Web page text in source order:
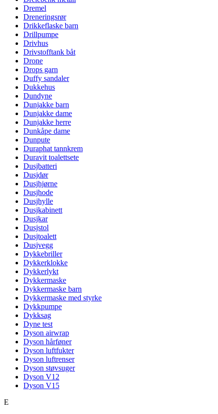
Dremel
Dreneringsrør
Drikkeflaske barn
Drillpumpe
Drivhus
Drivstofftank båt
Drone
Drops garn
Duffy sandaler
Dukkehus
Dundyne
Dunjakke barn
Dunjakke dame
Dunjakke herre
Dunkåpe dame
Dunpute
Duraphat tannkrem
Duravit toalettsete
Dusjbatteri
Dusjdør
Dusjhjørne
Dusjhode
Dusjhylle
Dusjkabinett
Dusjkar
Dusjstol
Dusjtoalett
Dusjvegg
Dykkebriller
Dykkerklokke
Dykkerlykt
Dykkermaske
Dykkermaske barn
Dykkermaske med styrke
Dykkpumpe
Dykksag
Dyne test
Dyson airwrap
Dyson hårføner
Dyson luftfukter
Dyson luftrenser
Dyson støvsuger
Dyson V12
Dyson V15
E